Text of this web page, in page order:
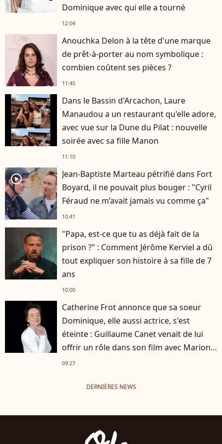
Dominique avec qui elle a tourné
12:04
Anouchka Delon à la tête d'une marque
de prêt-à-porter au nom symbolique :
combien coûtent ses pièces ?
11:45
Dans le Bassin d'Arcachon, Laure
Manaudou a un restaurant qu'elle adore,
avec vue sur la Dune du Pilat : nouvelle
soirée avec sa fille Manon
11:10
player2
Jean-Baptiste Marteau pétrifié dans Fort
Boyard, il ne pouvait plus bouger : "Cyril
Féraud ne m’avait jamais vu comme ça"
10:41
"Papa, est-ce que tu as déjà fait de la
prison ?" : Comment Jérôme Kerviel a dû
tout expliquer son histoire à sa fille de 7
ans
10:00
Catherine Frot annonce que sa soeur
Dominique, elle aussi actrice, s'est
éteinte : Guillaume Canet venait de lui
offrir un rôle dans son film avec Marion
Cotillard
09:27
DERNIÈRES NEWS